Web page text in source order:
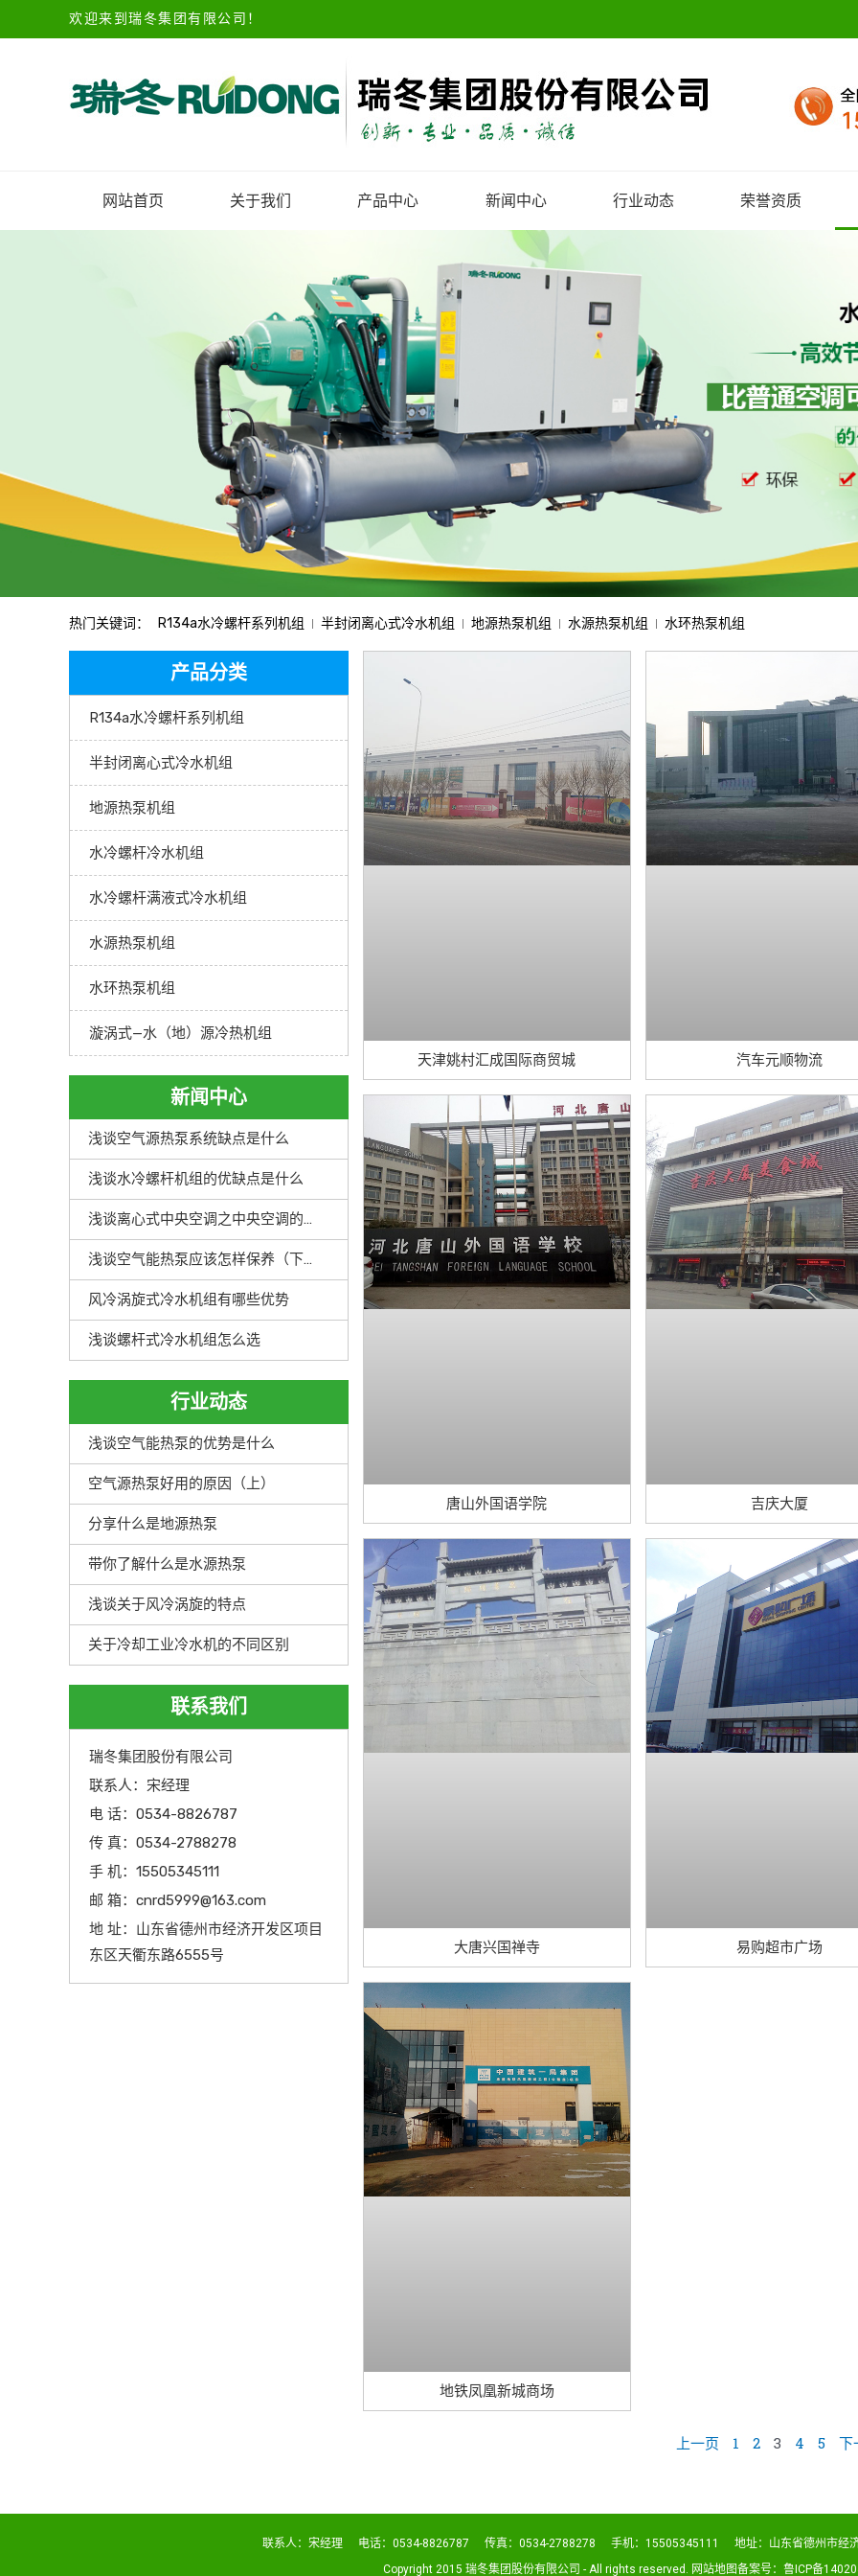
欢迎来到瑞冬集团有限公司！
网站首页 关于我们 产品中心 新闻中心 行业动态 荣誉资质
热门关键词： R134a水冷螺杆系列机组 半封闭离心式冷水机组 地源热泵机组 水源热泵机组 水环热泵机组
产品分类
R134a水冷螺杆系列机组
半封闭离心式冷水机组
地源热泵机组
水冷螺杆冷水机组
水冷螺杆满液式冷水机组
水源热泵机组
水环热泵机组
漩涡式—水（地）源冷热机组
新闻中心
浅谈空气源热泵系统缺点是什么
浅谈水冷螺杆机组的优缺点是什么
浅谈离心式中央空调之中央空调的优点解析
浅谈空气能热泵应该怎样保养（下）
风冷涡旋式冷水机组有哪些优势
浅谈螺杆式冷水机组怎么选
行业动态
浅谈空气能热泵的优势是什么
空气源热泵好用的原因（上）
分享什么是地源热泵
带你了解什么是水源热泵
浅谈关于风冷涡旋的特点
关于冷却工业冷水机的不同区别
联系我们
瑞冬集团股份有限公司
联系人：宋经理
电 话：0534-8826787
传 真：0534-2788278
手 机：15505345111
邮 箱：cnrd5999@163.com
地 址：山东省德州市经济开发区项目
东区天衢东路6555号
天津姚村汇成国际商贸城 汽车元顺物流
唐山外国语学院 吉庆大厦
大唐兴国禅寺 易购超市广场
地铁凤凰新城商场
上一页 1 2 3 4 5 下
联系人：宋经理 电话：0534-8826787 传真：0534-2788278 手机：15505345111
地址：山东省德州市经
Copyright 2015 瑞冬集团股份有限公司 - All rights reserved. 网站地图备案号： 鲁ICP备